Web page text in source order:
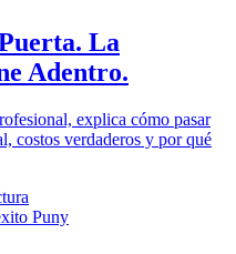
La
Adentro.
explica cómo pasar
costos verdaderos y por qué